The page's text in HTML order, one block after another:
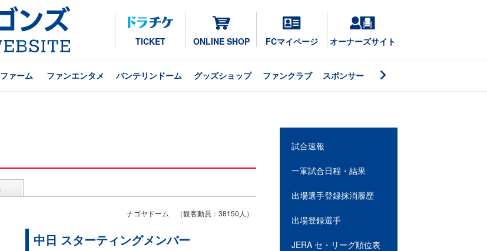
TICKET ONLINE SHOP FCマイページ オーナーズサイト
ファーム ファンエンタメ バンテリンドーム グッズショップ ファンクラブ スポンサー
ナゴヤドーム （観客動員：38150人）
中日 スターティングメンバー
試合速報
一軍試合日程・結果
出場選手登録抹消履歴
出場登録選手
JERA セ・リーグ順位表